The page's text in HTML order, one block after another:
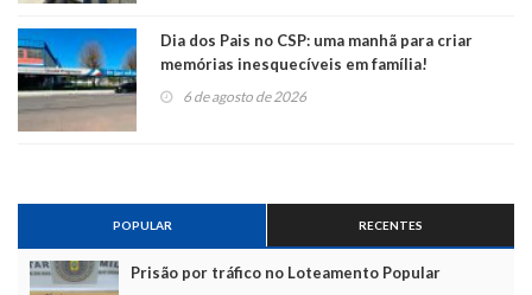
Dia dos Pais no CSP: uma manhã para criar
memórias inesquecíveis em família!
6 de agosto de 2026
POPULAR RECENTES
Prisão por tráfico no Loteamento Popular